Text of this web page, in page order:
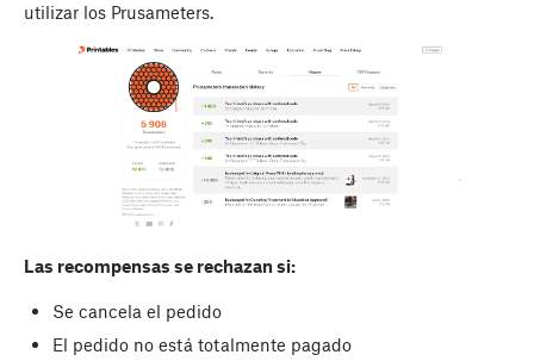
utilizar los Prusameters.
Las recompensas se rechazan si:
Se cancela el pedido
El pedido no está totalmente pagado